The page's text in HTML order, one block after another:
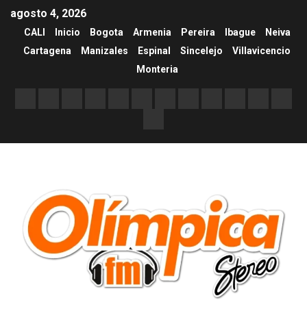
agosto 4, 2026
CALI Inicio Bogota Armenia Pereira Ibague
Neiva
Cartagena
Manizales Espinal Sincelejo
Villavicencio
Monteria